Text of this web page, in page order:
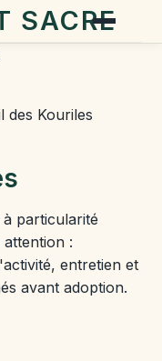
des Kouriles
particularité
:
entretien et
avant adoption.